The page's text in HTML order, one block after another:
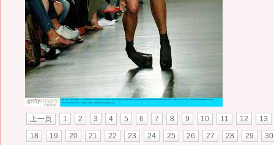
上一页 1 2 3 4 5 6 7 8 9 10 11 12
13
18
19 20 21 22 23 24 25 26 27 28 29
30